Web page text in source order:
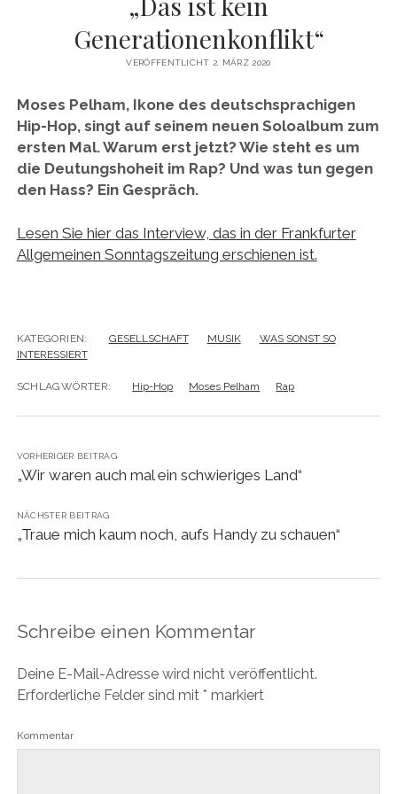
Generationenkonflikt“
VERÖFFENTLICHT 2. MÄRZ 2020
Moses Pelham, Ikone des deutschsprachigen
Hip-Hop, singt auf seinem neuen Soloalbum zum
ersten Mal. Warum erst jetzt? Wie steht es um
die Deutungshoheit im Rap? Und was tun gegen
den Hass? Ein Gespräch.
Lesen Sie hier das Interview, das in der Frankfurter
Allgemeinen Sonntagszeitung erschienen ist.
KATEGORIEN: GESELLSCHAFT MUSIK
WAS SONST SO
INTERESSIERT
SCHLAGWÖRTER: Hip-Hop Moses Pelham Rap
VORHERIGER BEITRAG
„Wir waren auch mal ein schwieriges Land“
NÄCHSTER BEITRAG
„Traue mich kaum noch, aufs Handy zu schauen“
Schreibe einen Kommentar
Deine E-Mail-Adresse wird nicht veröffentlicht.
Erforderliche Felder sind mit * markiert
Kommentar